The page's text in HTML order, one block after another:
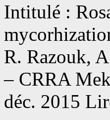
Intitulé :
R. Razouk,
– CRRA
déc. 2015